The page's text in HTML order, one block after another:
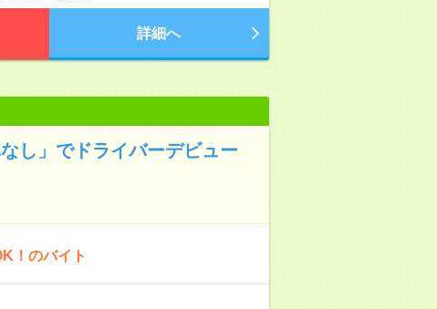
詳細へ
し」でドライバーデビュー
！のバイト